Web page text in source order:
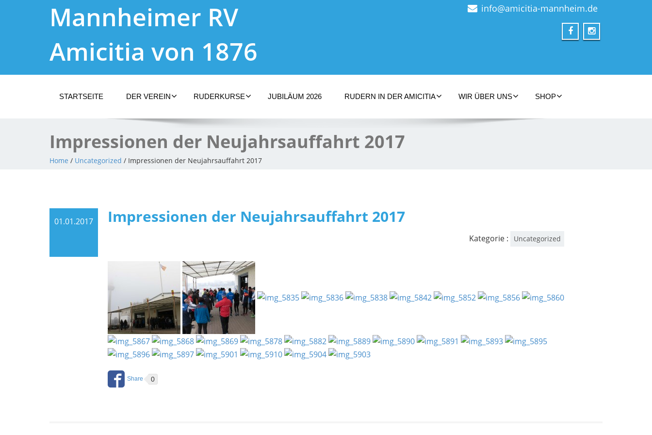
Mannheimer RV
Amicitia von 1876
info@amicitia-mannheim.de
STARTSEITE DER VEREIN RUDERKURSE JUBILÄUM 2026 RUDERN IN DER AMICITIA WIR ÜBER UNS SHOP
Impressionen der Neujahrsauffahrt 2017
Home / Uncategorized / Impressionen der Neujahrsauffahrt 2017
01.01.2017 Impressionen der Neujahrsauffahrt 2017
Kategorie : Uncategorized
0